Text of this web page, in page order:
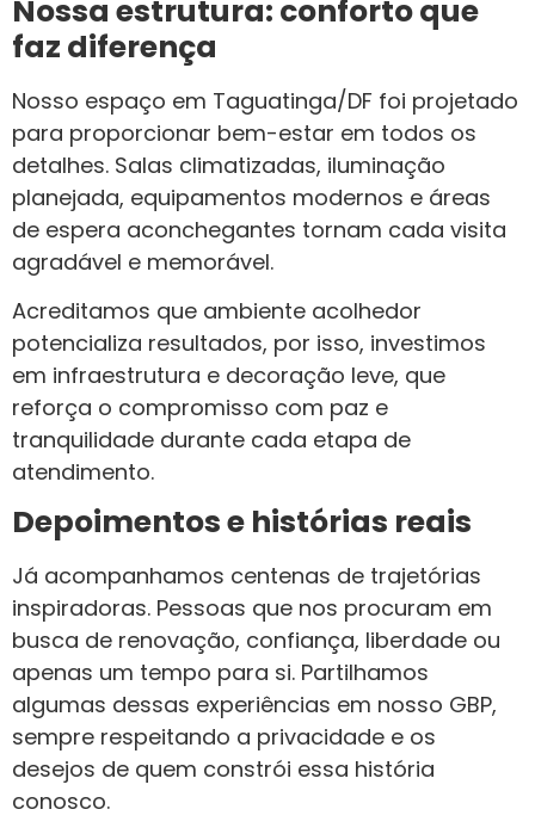
Nossa estrutura: conforto que
faz diferença
Nosso espaço em Taguatinga/DF foi projetado
para proporcionar bem-estar em todos os
detalhes. Salas climatizadas, iluminação
planejada, equipamentos modernos e áreas
de espera aconchegantes tornam cada visita
agradável e memorável.
Acreditamos que ambiente acolhedor
potencializa resultados, por isso, investimos
em infraestrutura e decoração leve, que
reforça o compromisso com paz e
tranquilidade durante cada etapa de
atendimento.
Depoimentos e histórias reais
Já acompanhamos centenas de trajetórias
inspiradoras. Pessoas que nos procuram em
busca de renovação, confiança, liberdade ou
apenas um tempo para si. Partilhamos
algumas dessas experiências em nosso GBP,
sempre respeitando a privacidade e os
desejos de quem constrói essa história
conosco.